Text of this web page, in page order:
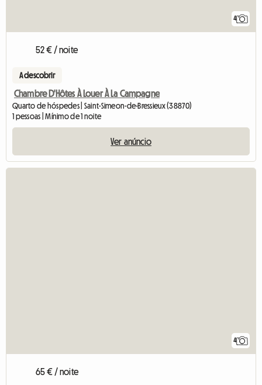
4
52 € / noite
A descobrir
Chambre D'Hôtes À Louer À La Campagne
Quarto de hóspedes | Saint-Simeon-de-Bressieux (38870)
1 pessoas | Mínimo de 1 noite
Ver anúncio
4
65 € / noite